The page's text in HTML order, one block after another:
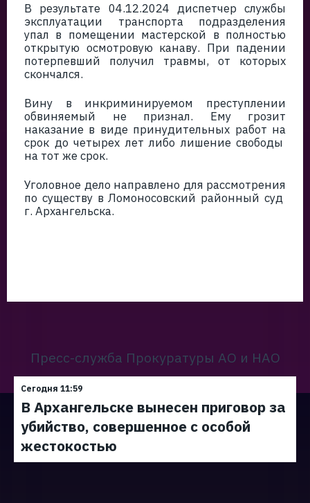
В результате 04.12.2024 диспетчер службы
эксплуатации транспорта подразделения
упал в помещении мастерской в полностью
открытую осмотровую канаву. При падении
потерпевший получил травмы, от которых
скончался.
Вину в инкриминируемом преступлении
обвиняемый не признал. Ему грозит
наказание в виде принудительных работ на
срок до четырех лет либо лишение свободы
на тот же срок.
Уголовное дело направлено для рассмотрения
по существу в Ломоносовский районный суд
г. Архангельска.
Пресс-служба Прокуратуры АО и НАО
Сегодня 11:59
В Архангельске вынесен приговор за
убийство, совершенное с особой
жестокостью